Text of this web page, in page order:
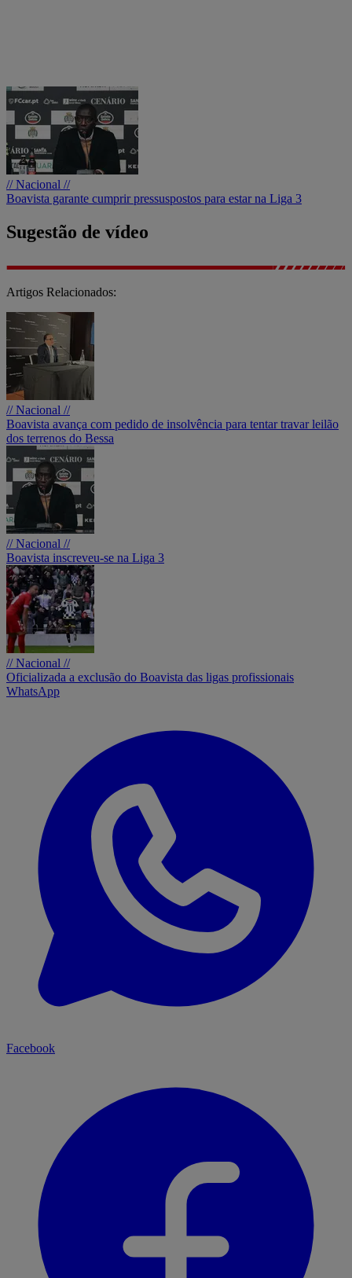
// Nacional //
Boavista garante cumprir pressuspostos para estar na Liga 3
Sugestão de vídeo
Artigos Relacionados:
// Nacional //
Boavista avança com pedido de insolvência para tentar travar leilão
dos terrenos do Bessa
// Nacional //
Boavista inscreveu-se na Liga 3
// Nacional //
Oficializada a exclusão do Boavista das ligas profissionais
WhatsApp
Facebook